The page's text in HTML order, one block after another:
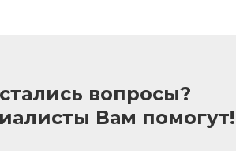
вопросы?
Вам помогут!